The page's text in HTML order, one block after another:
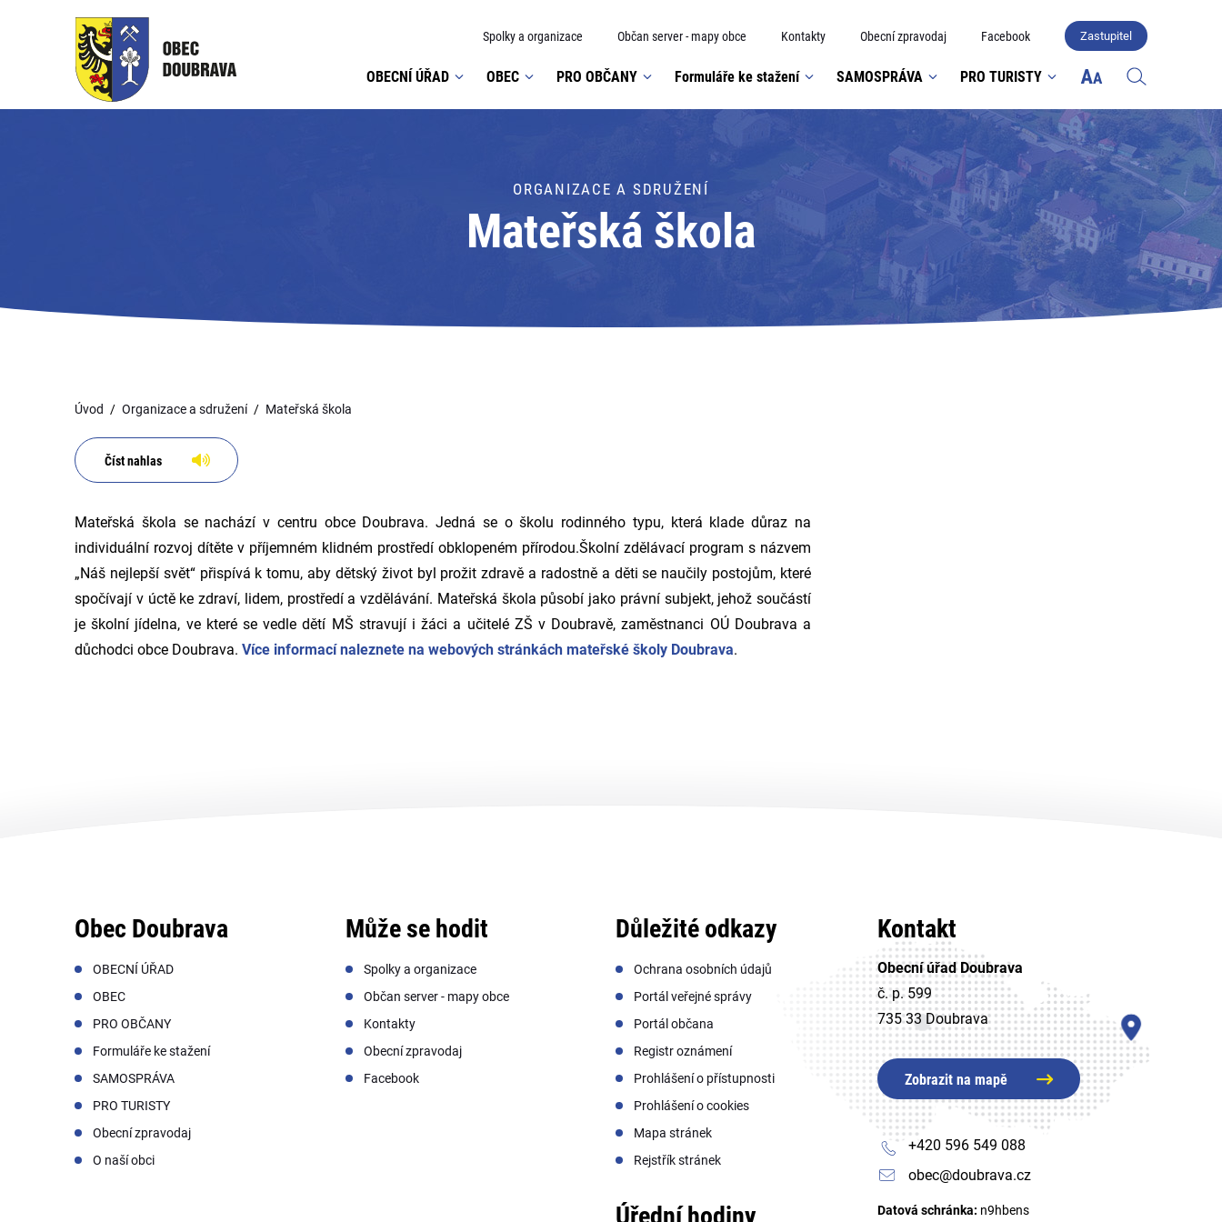
Spolky a organizace Občan server - mapy obce Kontakty Obecní zpravodaj Facebook Zastupitel
OBECNÍ ÚŘAD OBEC PRO OBČANY Formuláře ke stažení SAMOSPRÁVA PRO TURISTY
ORGANIZACE A SDRUŽENÍ
Mateřská škola
Úvod Organizace a sdružení Mateřská škola
Číst nahlas
Mateřská škola se nachází v centru obce Doubrava. Jedná se o školu rodinného typu, která klade důraz na
individuální rozvoj dítěte v příjemném klidném prostředí obklopeném přírodou.Školní zdělávací program s názvem
„Náš nejlepší svět“ přispívá k tomu, aby dětský život byl prožit zdravě a radostně a děti se naučily postojům, které
spočívají v úctě ke zdraví, lidem, prostředí a vzdělávání. Mateřská škola působí jako právní subjekt, jehož součástí
je školní jídelna, ve které se vedle dětí MŠ stravují i žáci a učitelé ZŠ v Doubravě, zaměstnanci OÚ Doubrava a
důchodci obce Doubrava. Více informací naleznete na webových stránkách mateřské školy Doubrava.
Obec Doubrava
OBECNÍ ÚŘAD
OBEC
PRO OBČANY
Formuláře ke stažení
SAMOSPRÁVA
PRO TURISTY
Obecní zpravodaj
O naší obci
Může se hodit
Spolky a organizace
Občan server - mapy obce
Kontakty
Obecní zpravodaj
Facebook
Důležité odkazy
Ochrana osobních údajů
Portál veřejné správy
Portál občana
Registr oznámení
Prohlášení o přístupnosti
Prohlášení o cookies
Mapa stránek
Rejstřík stránek
Kontakt
Obecní úřad Doubrava
č. p. 599
735 33 Doubrava
Zobrazit na mapě
+420 596 549 088
obec@doubrava.cz
Datová schránka: n9hbens